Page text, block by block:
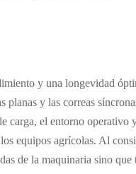
y una longevidad
y las correas
carga, el entorno operativo
equipos agrícolas. Al
de la maquinaria sino